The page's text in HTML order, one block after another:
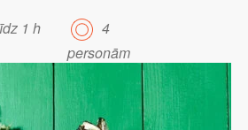
1 h
4
personām